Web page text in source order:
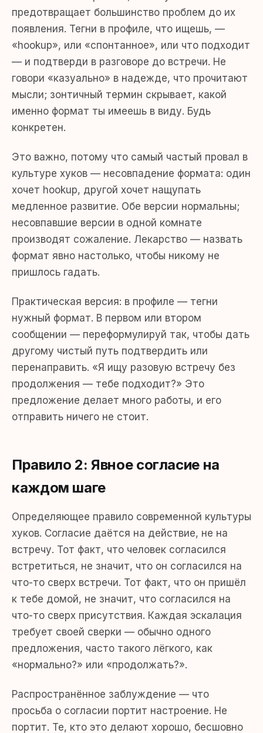
предотвращает большинство проблем до их
появления. Тегни в профиле, что ищешь, —
«hookup», или «спонтанное», или что подходит
— и подтверди в разговоре до встречи. Не
говори «казуально» в надежде, что прочитают
мысли; зонтичный термин скрывает, какой
именно формат ты имеешь в виду. Будь
конкретен.
Это важно, потому что самый частый провал в
культуре хуков — несовпадение формата: один
хочет hookup, другой хочет нащупать
медленное развитие. Обе версии нормальны;
несовпавшие версии в одной комнате
производят сожаление. Лекарство — назвать
формат явно настолько, чтобы никому не
пришлось гадать.
Практическая версия: в профиле — тегни
нужный формат. В первом или втором
сообщении — переформулируй так, чтобы дать
другому чистый путь подтвердить или
перенаправить. «Я ищу разовую встречу без
продолжения — тебе подходит?» Это
предложение делает много работы, и его
отправить ничего не стоит.
Правило 2: Явное согласие на
каждом шаге
Определяющее правило современной культуры
хуков. Согласие даётся на действие, не на
встречу. Тот факт, что человек согласился
встретиться, не значит, что он согласился на
что-то сверх встречи. Тот факт, что он пришёл
к тебе домой, не значит, что согласился на
что-то сверх присутствия. Каждая эскалация
требует своей сверки — обычно одного
предложения, часто такого лёгкого, как
«нормально?» или «продолжать?».
Распространённое заблуждение — что
просьба о согласии портит настроение. Не
портит. Те, кто это делают хорошо, бесшовно